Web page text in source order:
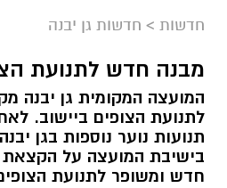
חדשות > חדשות גן יבנה
מבנה חדש לתנועת
המועצה המקומית גן יבנה
לתנועת הצופים ביישוב.
תנועות נוער נוספות בגן
בישיבת המועצה על
חדש ומשופר לתנועת